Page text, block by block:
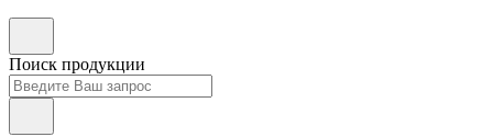
Поиск продукции